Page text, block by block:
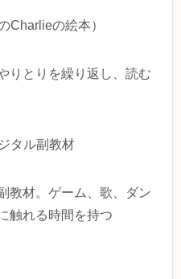
Charlieの絵本）
りとりを繰り返し、読む
タル副教材
教材。ゲーム、歌、ダン
触れる時間を持つ